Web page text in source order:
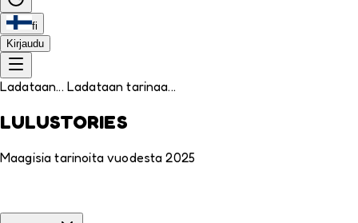
fi
Kirjaudu
Ladataan... Ladataan tarinaa...
LULUSTORIES
Maagisia tarinoita vuodesta 2025